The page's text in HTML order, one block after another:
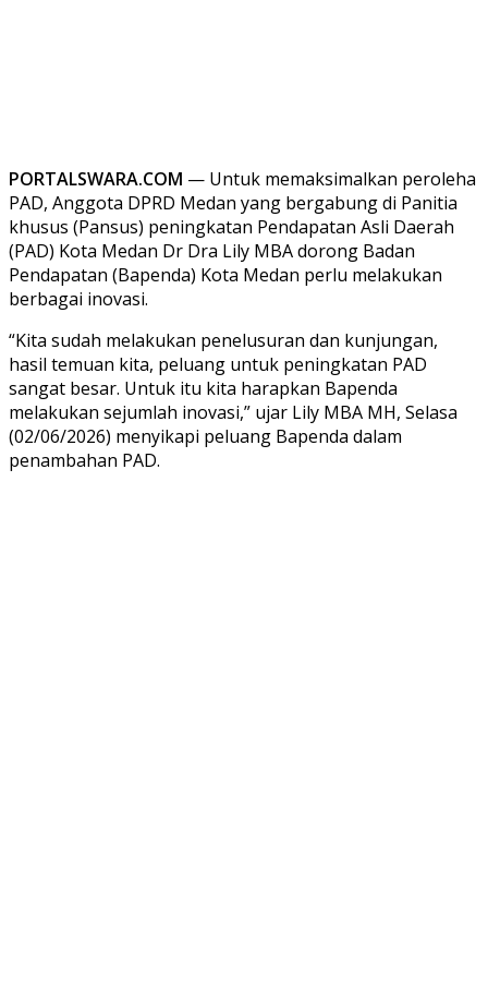
PORTALSWARA.COM — Untuk memaksimalkan peroleha
PAD, Anggota DPRD Medan yang bergabung di Panitia
khusus (Pansus) peningkatan Pendapatan Asli Daerah
(PAD) Kota Medan Dr Dra Lily MBA dorong Badan
Pendapatan (Bapenda) Kota Medan perlu melakukan
berbagai inovasi.
“Kita sudah melakukan penelusuran dan kunjungan,
hasil temuan kita, peluang untuk peningkatan PAD
sangat besar. Untuk itu kita harapkan Bapenda
melakukan sejumlah inovasi,” ujar Lily MBA MH, Selasa
(02/06/2026) menyikapi peluang Bapenda dalam
penambahan PAD.